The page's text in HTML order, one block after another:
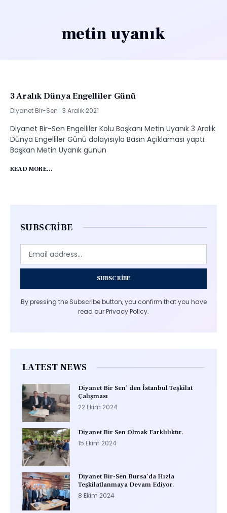
metin uyanık
3 Aralık Dünya Engelliler Günü
Diyanet Bir-Sen 3 Aralık 2021
Diyanet Bir-Sen Engelliler Kolu Başkanı Metin Uyanık 3 Aralık
Dünya Engelliler Günü dolayısıyla Basın Açıklaması yaptı.
Başkan Metin Uyanık günün
READ MORE...
SUBSCRIBE
SUBSCRIBE
By pressing the Subscribe button, you confirm that you have
read our Privacy Policy.
LATEST NEWS
Diyanet Bir Sen’ den İstanbul Teşkilat
Çalışması
22 Ekim 2024
Diyanet Bir Sen Olmak Farklılıktır.
15 Ekim 2024
Diyanet Bir-Sen Bursa’da Hızla
Teşkilatlanmaya Devam Ediyor.
8 Ekim 2024